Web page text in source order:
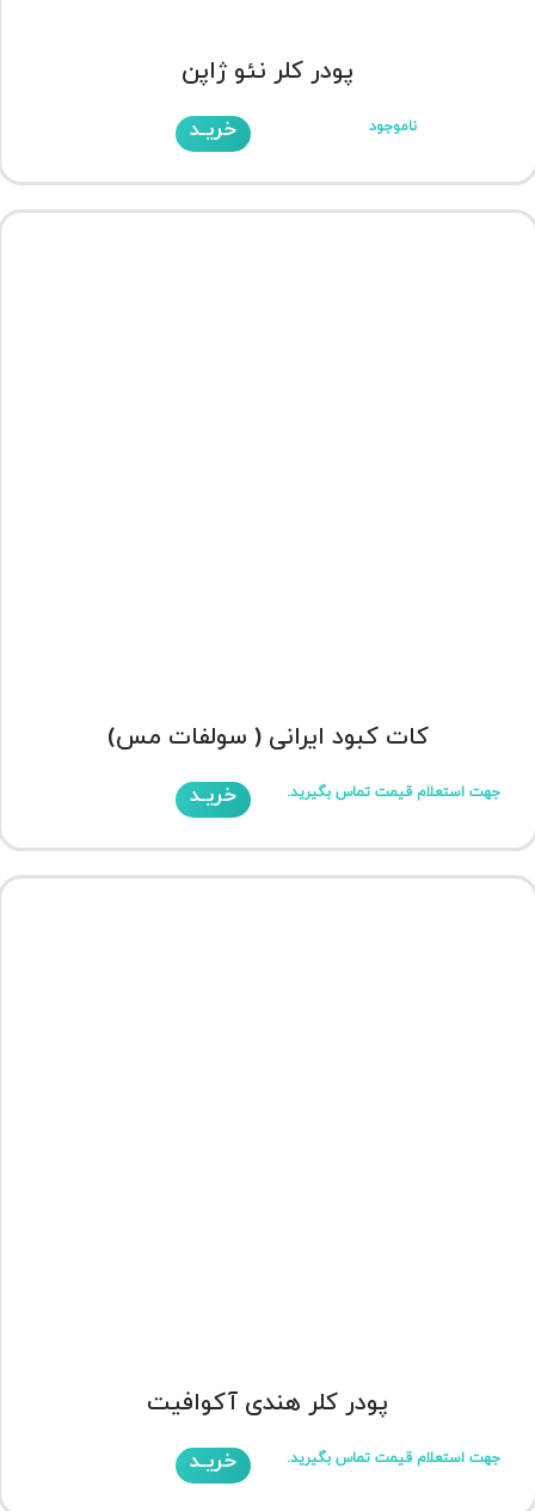
پودر کلر نئو ژاپن
ناموجود خریـد
کات کبود ایرانی ( سولفات مس)
جهت استعلام قیمت تماس بگیرید. خریـد
پودر کلر هندی آکوافیت
جهت استعلام قیمت تماس بگیرید. خریـد